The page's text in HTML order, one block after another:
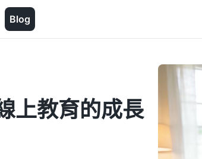
Blog
上教育的成長